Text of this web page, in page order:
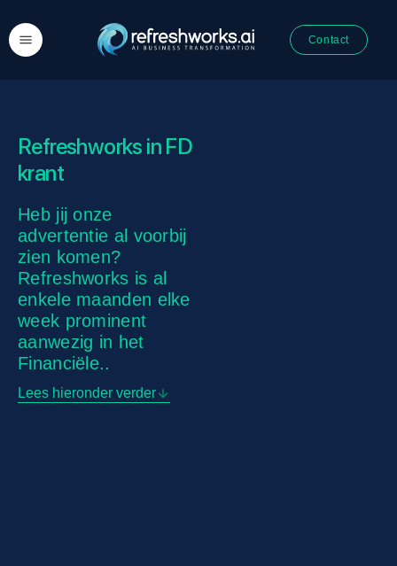
Contact
Refreshworks in FD
krant
Heb jij onze
advertentie al voorbij
zien komen?
Refreshworks is al
enkele maanden elke
week prominent
aanwezig in het
Financiële..
Lees hieronder verder